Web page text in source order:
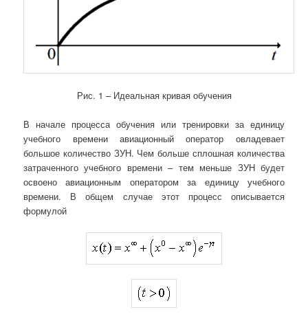
Рис. 1 – Идеальная кривая обучения
В начале процесса обучения или тренировки за единицу
учебного времени авиационный оператор овладевает
большое количество ЗУН. Чем больше сплошная количества
затраченного учебного времени – тем меньше ЗУН будет
освоено авиационным оператором за единицу учебного
времени. В общем случае этот процесс описывается
формулой